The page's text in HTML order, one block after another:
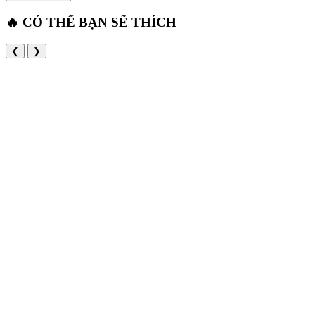
🔥 CÓ THỂ BẠN SẼ THÍCH
❮ ❯